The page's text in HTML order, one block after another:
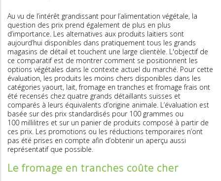
Au vu de l’intérêt grandissant pour l’alimentation végétale, la
question des prix prend également de plus en plus
d’importance. Les alternatives aux produits laitiers sont
aujourd’hui disponibles dans pratiquement tous les grands
magasins de détail et touchent une large clientèle. L'objectif de
ce comparatif est de montrer comment se positionnent les
options végétales dans le contexte actuel du marché. Pour cette
évaluation, les produits les moins chers disponibles dans les
catégories yaourt, lait, fromage en tranches et fromage frais ont
été recensés chez quatre grands détaillants suisses et
comparés à leurs équivalents d’origine animale. L’évaluation est
basée sur des prix standardisés pour 100 grammes ou
100 millilitres et sur un panier de produits composé à partir de
ces prix. Les promotions ou les réductions temporaires n’ont
pas été prises en compte afin d’obtenir un aperçu aussi
représentatif que possible.
Le fromage en tranches coûte cher